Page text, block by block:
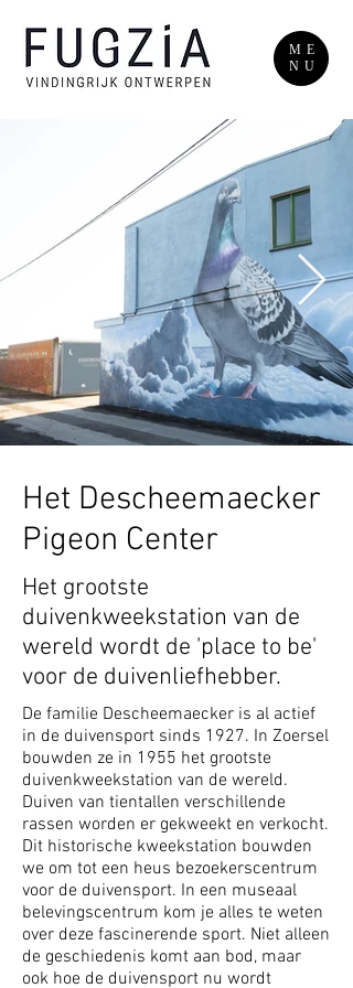
ME
NU
Het Descheemaecker
Pigeon Center
Het grootste
duivenkweekstation van de
wereld wordt de 'place to be'
voor de duivenliefhebber.
De familie Descheemaecker is al actief
in de duivensport sinds 1927. In Zoersel
bouwden ze in 1955 het grootste
duivenkweekstation van de wereld.
Duiven van tientallen verschillende
rassen worden er gekweekt en verkocht.
Dit historische kweekstation bouwden
we om tot een heus bezoekerscentrum
voor de duivensport. In een museaal
belevingscentrum kom je alles te weten
over deze fascinerende sport. Niet alleen
de geschiedenis komt aan bod, maar
ook hoe de duivensport nu wordt